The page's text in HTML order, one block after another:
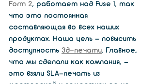
Form 2, работает над Fuse 1, так
что это постоянная
составляющая во всех наших
продуктах. Наша цель - повысить
доступность 3д-печати. Главное,
что мы сделали как компания, -
это взяли SLA-печать из